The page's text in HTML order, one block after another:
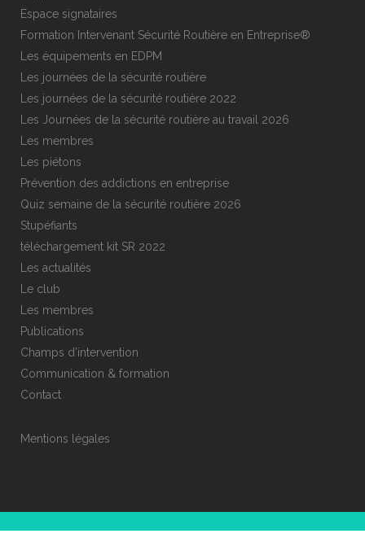
Espace signataires
Formation Intervenant Sécurité Routière en Entreprise®
Les équipements en EDPM
Les journées de la sécurité routière
Les journées de la sécurité routière 2022
Les Journées de la sécurité routière au travail 2026
Les membres
Les piétons
Prévention des addictions en entreprise
Quiz semaine de la sécurité routière 2026
Stupéfiants
téléchargement kit SR 2022
Les actualités
Le club
Les membres
Publications
Champs d’intervention
Communication & formation
Contact
Mentions légales